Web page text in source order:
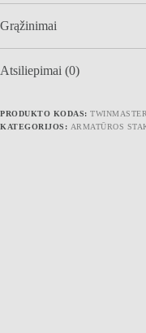
Grąžinimai
Atsiliepimai (0)
PRODUKTO KODAS:
KATEGORIJOS: ARMATŪROS